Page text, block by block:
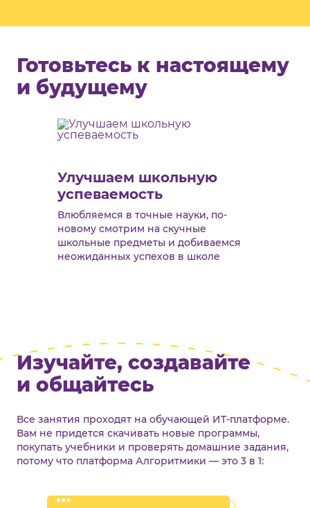
Готовьтесь к настоящему
и будущему
Улучшаем школьную
успеваемость
Влюбляемся в точные науки, по-
новому смотрим на скучные
школьные предметы и добиваемся
неожиданных успехов в школе
Изучайте, создавайте
и общайтесь
Все занятия проходят на обучающей ИТ-платформе.
Вам не придется скачивать новые программы,
покупать учебники и проверять домашние задания,
потому что платформа Алгоритмики — это 3 в 1: